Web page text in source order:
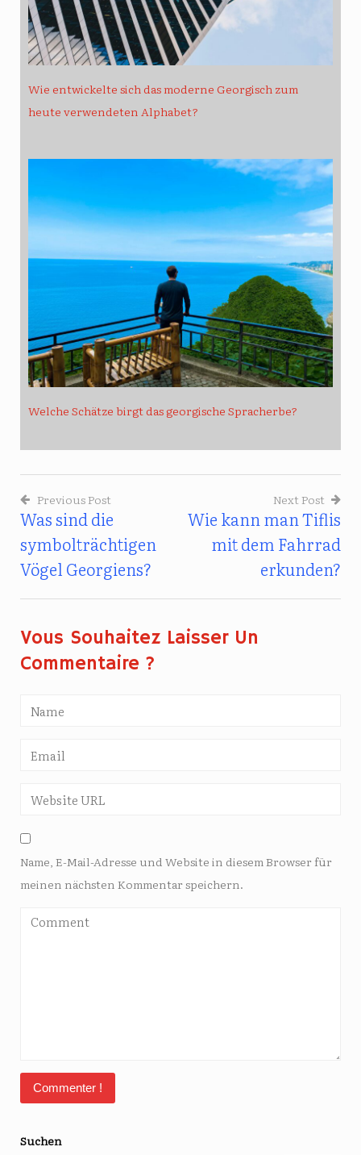
Wie entwickelte sich das moderne Georgisch zum
heute verwendeten Alphabet?
Welche Schätze birgt das georgische Spracherbe?
Beitragsnavigation
Previous Post
Was sind die
symbolträchtigen
Vögel Georgiens?
Next Post
Wie kann man Tiflis
mit dem Fahrrad
erkunden?
Vous Souhaitez Laisser Un
Commentaire ?
Name, E-Mail-Adresse und Website in diesem Browser für
meinen nächsten Kommentar speichern.
Suchen